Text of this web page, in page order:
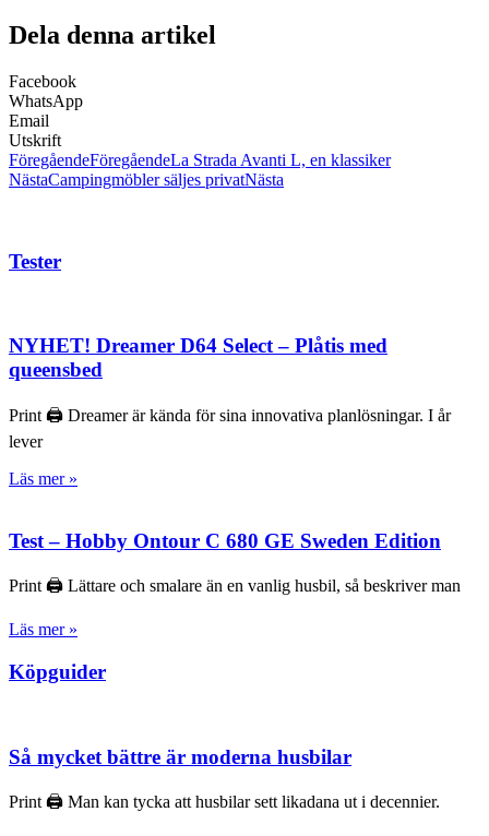
Dela denna artikel
Facebook
WhatsApp
Email
Utskrift
FöregåendeFöregåendeLa Strada Avanti L, en klassiker
NästaCampingmöbler säljes privatNästa
Tester
NYHET! Dreamer D64 Select – Plåtis med
queensbed
Print 🖨 Dreamer är kända för sina innovativa planlösningar. I år
lever
Läs mer »
Test – Hobby Ontour C 680 GE Sweden Edition
Print 🖨 Lättare och smalare än en vanlig husbil, så beskriver man
Läs mer »
Köpguider
Så mycket bättre är moderna husbilar
Print 🖨 Man kan tycka att husbilar sett likadana ut i decennier.